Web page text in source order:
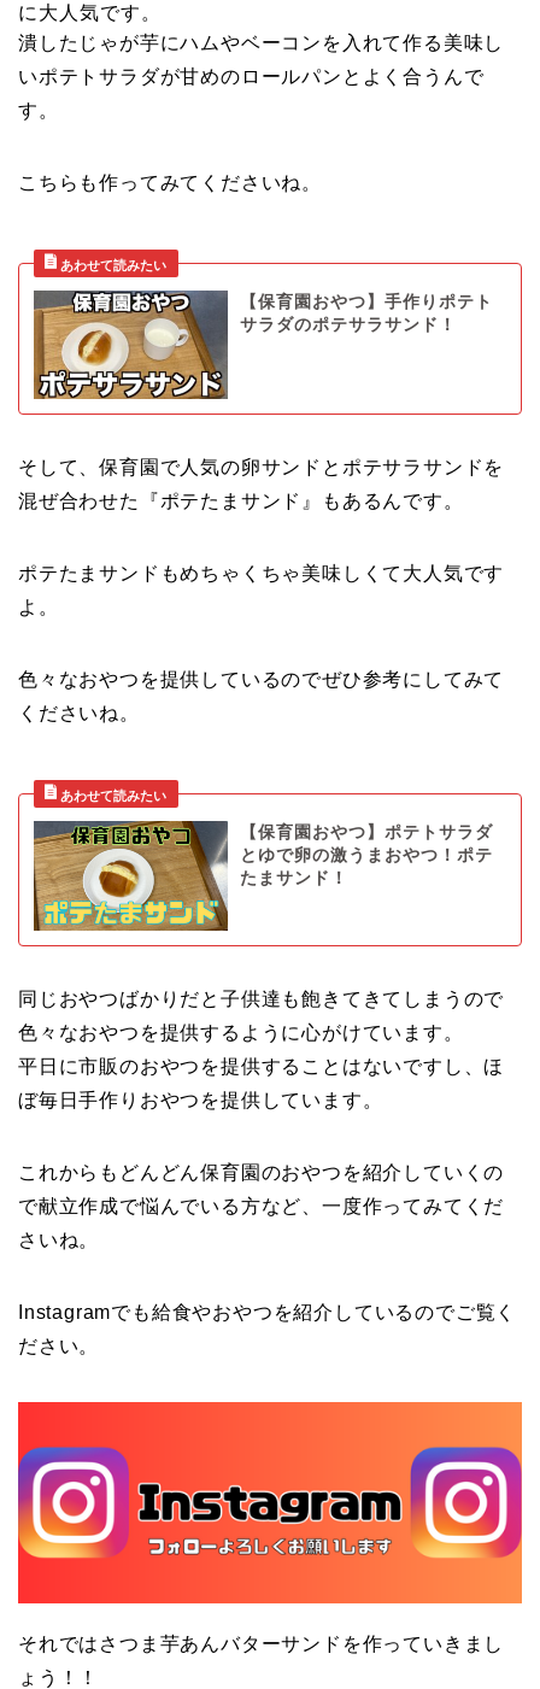
に大人気です。
潰したじゃが芋にハムやベーコンを入れて作る美味し
いポテトサラダが甘めのロールパンとよく合うんで
す。
こちらも作ってみてくださいね。
【保育園おやつ】手作りポテト
サラダのポテサラサンド！
そして、保育園で人気の卵サンドとポテサラサンドを
混ぜ合わせた『ポテたまサンド』もあるんです。
ポテたまサンドもめちゃくちゃ美味しくて大人気です
よ。
色々なおやつを提供しているのでぜひ参考にしてみて
くださいね。
【保育園おやつ】ポテトサラダ
とゆで卵の激うまおやつ！ポテ
たまサンド！
同じおやつばかりだと子供達も飽きてきてしまうので
色々なおやつを提供するように心がけています。
平日に市販のおやつを提供することはないですし、ほ
ぼ毎日手作りおやつを提供しています。
これからもどんどん保育園のおやつを紹介していくの
で献立作成で悩んでいる方など、一度作ってみてくだ
さいね。
Instagramでも給食やおやつを紹介しているのでご覧く
ださい。
それではさつま芋あんバターサンドを作っていきまし
ょう！！